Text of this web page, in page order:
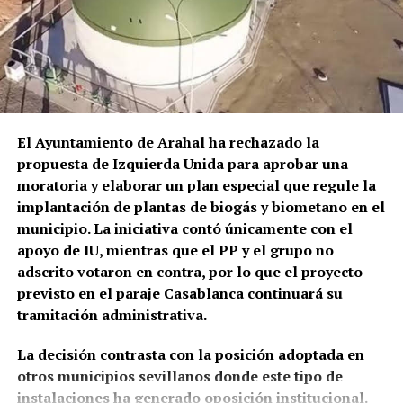
ambulancia al Hospital Universitario La Merced de
Osuna.
El episodio no es un hecho completamente aislado.
Profesionales consultados por este medio vienen
alertando de repetidos episodios de amenazas,
comportamientos agresivos y situaciones
conflictivas en el centro de salud, algunos
relacionados, según estos testimonios, con personas
que llegan bajo los efectos de drogas.
La preocupación por las agresiones a sanitarios no
es nueva. El Área de Gestión Sanitaria de Osuna puso
en marcha este mismo año formación específica con
la Guardia Civil para prevenir y afrontar este tipo de
situaciones, una iniciativa que debía extenderse,
entre otros lugares, a los profesionales del centro
de salud de Marchena.
El Ayuntamiento de Arahal ha rechazado la
propuesta de Izquierda Unida para aprobar una
moratoria y elaborar un plan especial que regule la
implantación de plantas de biogás y biometano en el
municipio. La iniciativa contó únicamente con el
apoyo de IU, mientras que el PP y el grupo no
adscrito votaron en contra, por lo que el proyecto
previsto en el paraje Casablanca continuará su
tramitación administrativa.
La decisión contrasta con la posición adoptada en
otros municipios sevillanos donde este tipo de
instalaciones ha generado oposición institucional.